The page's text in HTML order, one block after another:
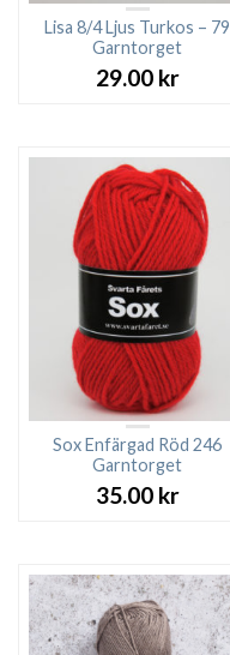
Lisa 8/4 Ljus Turkos – 79
Garntorget
29.00 kr
Sox Enfärgad Röd 246
Garntorget
35.00 kr